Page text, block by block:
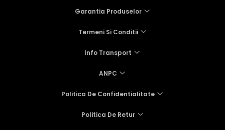
Garantia Produselor
Termeni Si Conditii
Info Transport
ANPC
Politica De Confidentialitate
Politica De Retur